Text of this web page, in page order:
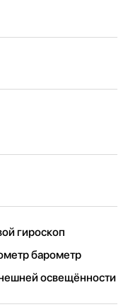
гироскоп
барометр
освещённости